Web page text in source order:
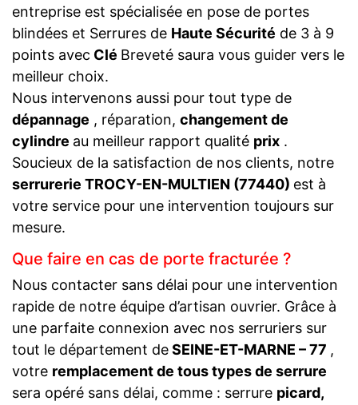
entreprise est spécialisée en pose de portes
blindées et Serrures de Haute Sécurité de 3 à 9
points avec Clé Breveté saura vous guider vers le
meilleur choix.
Nous intervenons aussi pour tout type de
dépannage , réparation, changement de
cylindre au meilleur rapport qualité prix .
Soucieux de la satisfaction de nos clients, notre
serrurerie TROCY-EN-MULTIEN (77440) est à
votre service pour une intervention toujours sur
mesure.
Que faire en cas de porte fracturée ?
Nous contacter sans délai pour une intervention
rapide de notre équipe d’artisan ouvrier. Grâce à
une parfaite connexion avec nos serruriers sur
tout le département deSEINE-ET-MARNE – 77 ,
votre remplacement de tous types de serrure
sera opéré sans délai, comme : serrure picard,